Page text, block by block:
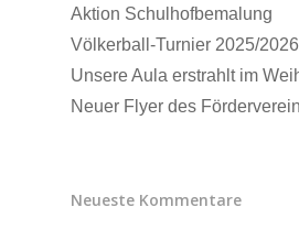
Aktion Schulhofbemalung
Völkerball-Turnier 2025/2026
Unsere Aula erstrahlt im
Neuer Flyer des
Neueste Kommentare